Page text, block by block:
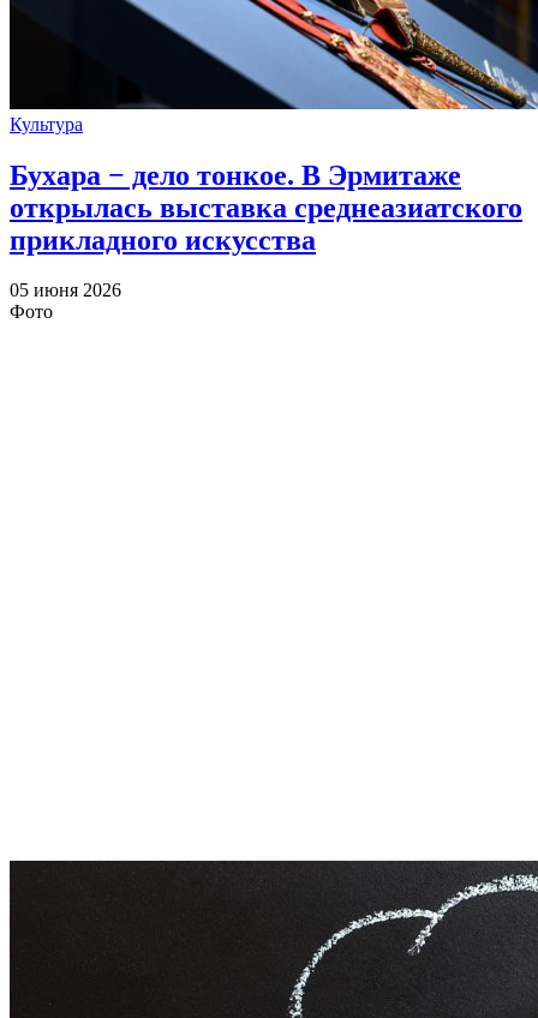
Культура
Бухара − дело тонкое. В Эрмитаже
открылась выставка среднеазиатского
прикладного искусства
05 июня 2026
Фото